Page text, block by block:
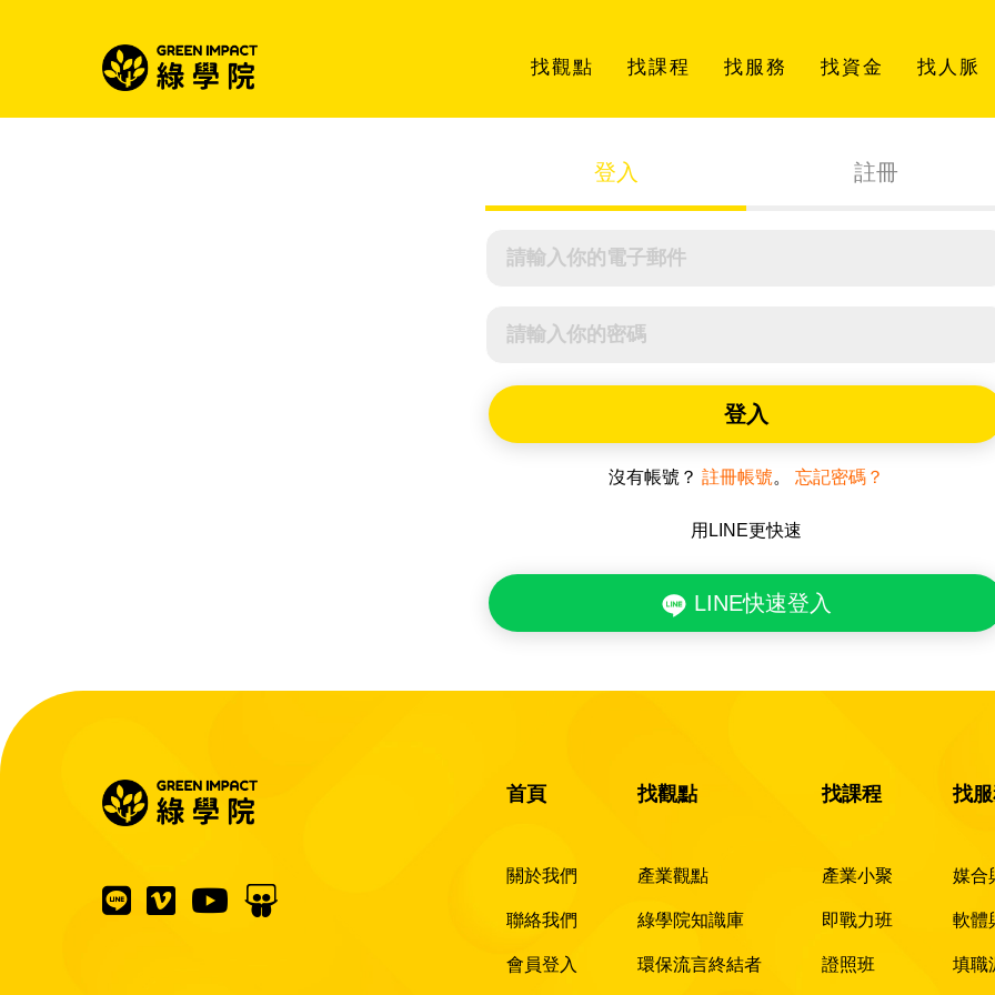
找觀點 找課程 找服務 找資金 找人脈
登入 註冊
登入
沒有帳號？ 註冊帳號。 忘記密碼？
用LINE更快速
LINE快速登入
首頁
關於我們
聯絡我們
會員登入
找觀點
產業觀點
綠學院知識庫
環保流言終結者
找課程
產業小聚
即戰力班
證照班
找
媒合
軟體
填職